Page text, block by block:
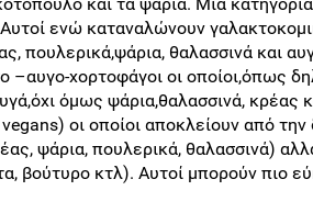
ενώ καταναλώνουν
πουλερικά,ψάρια, θαλασσινά και
–αυγο-χορτοφάγοι οι οποίοι,όπως
όμως ψάρια,θαλασσινά, κρέας
οι οποίοι αποκλείουν από
ψάρια, πουλερικά, θαλασσινά)
βούτυρο κτλ). Αυτοί μπορούν πιο